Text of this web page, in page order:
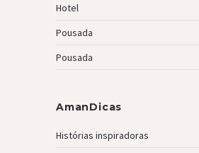
Hotel
Pousada
Pousada
AmanDicas
Histórias inspiradoras